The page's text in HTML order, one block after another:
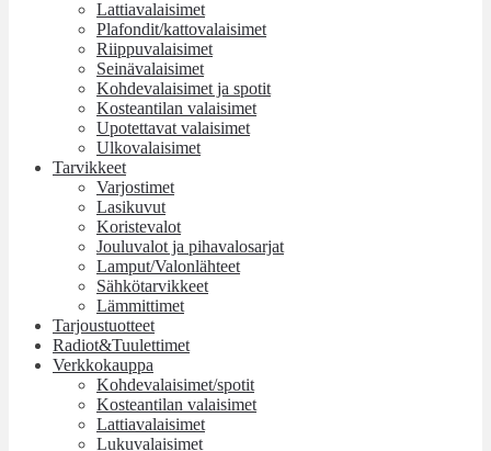
Lattiavalaisimet
Plafondit/kattovalaisimet
Riippuvalaisimet
Seinävalaisimet
Kohdevalaisimet ja spotit
Kosteantilan valaisimet
Upotettavat valaisimet
Ulkovalaisimet
Tarvikkeet
Varjostimet
Lasikuvut
Koristevalot
Jouluvalot ja pihavalosarjat
Lamput/Valonlähteet
Sähkötarvikkeet
Lämmittimet
Tarjoustuotteet
Radiot&Tuulettimet
Verkkokauppa
Kohdevalaisimet/spotit
Kosteantilan valaisimet
Lattiavalaisimet
Lukuvalaisimet